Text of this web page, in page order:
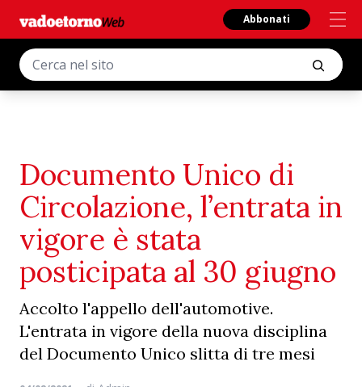
Abbonati
Documento Unico di
Circolazione, l’entrata in
vigore è stata
posticipata al 30 giugno
Accolto l'appello dell'automotive.
L'entrata in vigore della nuova disciplina
del Documento Unico slitta di tre mesi